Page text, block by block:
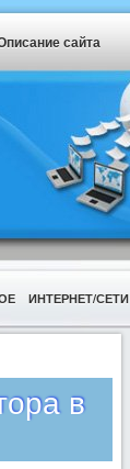
сайта
ИНТЕРНЕТ/СЕТИ
в